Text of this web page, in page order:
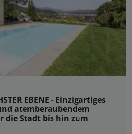
EBENE - Einzigartiges
atemberaubendem
die Stadt bis hin zum